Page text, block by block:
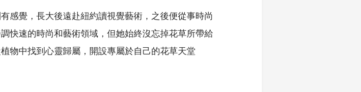
感覺，長大後遠赴紐約讀視覺藝術，之後便從事時尚
快速的時尚和藝術領域，但她始終沒忘掉花草所帶給
物中找到心靈歸屬，開設專屬於自己的花草天堂